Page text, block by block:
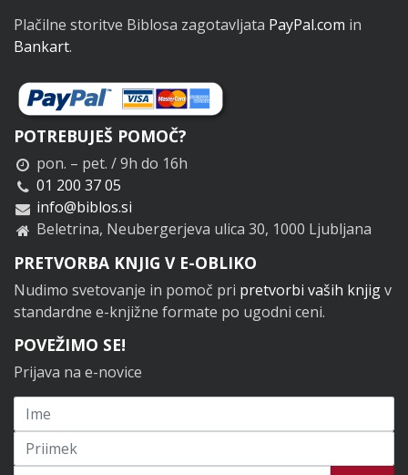
Plačilne storitve Biblosa zagotavljata PayPal.com in
Bankart.
POTREBUJEŠ POMOČ?
pon. – pet. / 9h do 16h
01 200 37 05
info@biblos.si
Beletrina, Neubergerjeva ulica 30, 1000 Ljubljana
PRETVORBA KNJIG V E-OBLIKO
Nudimo svetovanje in pomoč pri pretvorbi vaših knjigv
standardne e-knjižne formate po ugodni ceni.
POVEŽIMO SE!
Prijava na e-novice